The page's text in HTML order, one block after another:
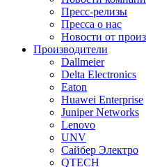
Пресс-релизы
Пресса о нас
Новости от
Производители
Dallmeier
Delta Electronics
Eaton
Huawei Enterprise
Juniper Networks
Lenovo
UNV
Сайбер Электро
QTECH